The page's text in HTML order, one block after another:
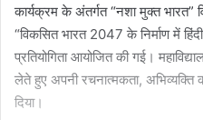
कार्यक्रम के अंतर्गत “नशा मुक्त भारत”
“विकसित भारत 2047 के निर्माण में
प्रतियोगिता आयोजित की गई।
लेते हुए अपनी रचनात्मकता,
दिया।